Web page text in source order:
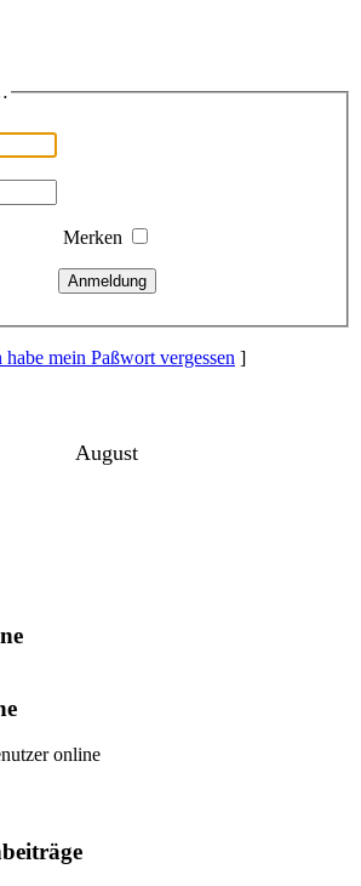
Merken
Anmeldung
habe mein Paßwort vergessen ]
August
online